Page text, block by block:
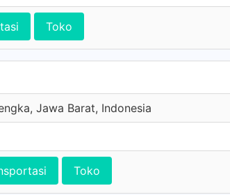
Toko
Jawa Barat, Indonesia
Toko